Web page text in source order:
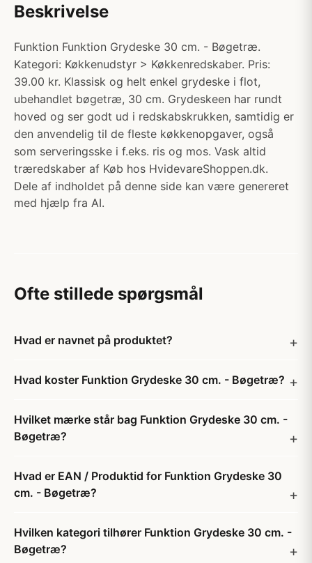
Beskrivelse
Funktion Funktion Grydeske 30 cm. - Bøgetræ.
Kategori: Køkkenudstyr > Køkkenredskaber. Pris:
39.00 kr. Klassisk og helt enkel grydeske i flot,
ubehandlet bøgetræ, 30 cm. Grydeskeen har rundt
hoved og ser godt ud i redskabskrukken, samtidig er
den anvendelig til de fleste køkkenopgaver, også
som serveringsske i f.eks. ris og mos. Vask altid
træredskaber af Køb hos HvidevareShoppen.dk.
Dele af indholdet på denne side kan være genereret
med hjælp fra AI.
Ofte stillede spørgsmål
Hvad er navnet på produktet?
Hvad koster Funktion Grydeske 30 cm. - Bøgetræ?
Hvilket mærke står bag Funktion Grydeske 30 cm. -
Bøgetræ?
Hvad er EAN / Produktid for Funktion Grydeske 30
cm. - Bøgetræ?
Hvilken kategori tilhører Funktion Grydeske 30 cm. -
Bøgetræ?